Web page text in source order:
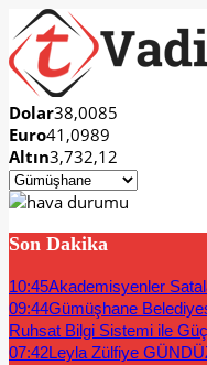
Dolar38,0085
Euro41,0989
Altın3,732,12
Son Dakika
10:45Akademisyenler
09:44Gümüşhane
Ruhsat Bilgi Sistemi ile
07:42Leyla Zülfiye